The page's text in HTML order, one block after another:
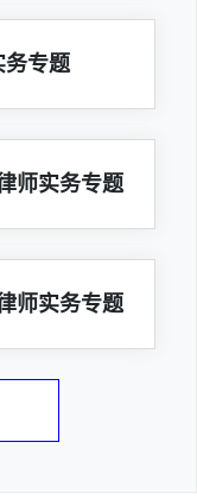
务专题
师实务专题
师实务专题